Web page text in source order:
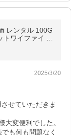
レンタル 100G
ワイファイ wi
softbank FS04
2025/3/20
せていただきま
大変便利でした。
も何も問題なく